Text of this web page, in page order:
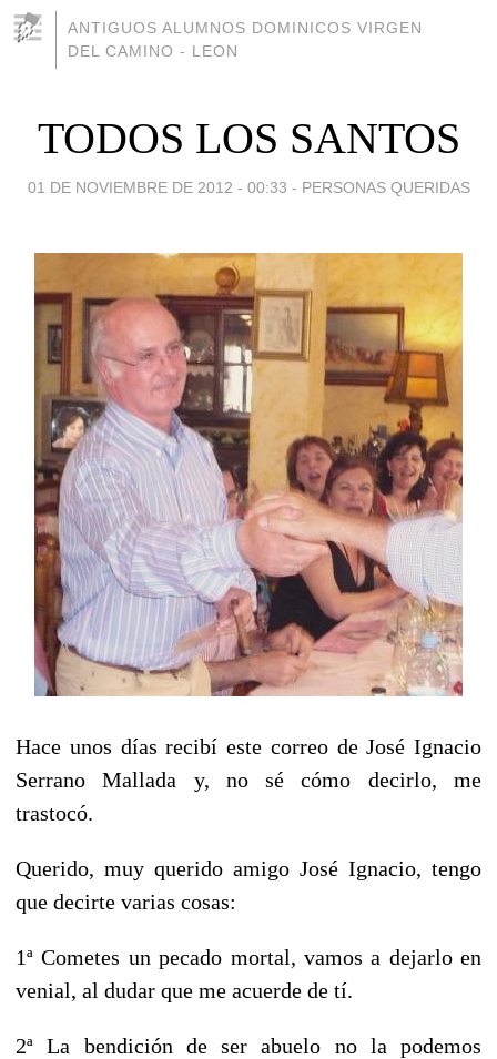
ANTIGUOS ALUMNOS DOMINICOS VIRGEN
DEL CAMINO - LEON
TODOS LOS SANTOS
01 DE NOVIEMBRE DE 2012 - 00:33 - PERSONAS QUERIDAS
Hace unos días recibí este correo de José Ignacio
Serrano Mallada y, no sé cómo decirlo, me
trastocó.
Querido, muy querido amigo José Ignacio, tengo
que decirte varias cosas:
1ª Cometes un pecado mortal, vamos a dejarlo en
venial, al dudar que me acuerde de tí.
2ª La bendición de ser abuelo no la podemos